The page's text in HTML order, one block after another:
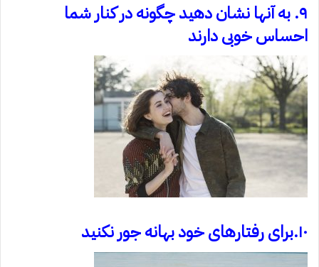
۹. به آنها نشان دهید چگونه در کنار شما
احساس خوبی دارند
۱۰.برای رفتارهای خود بهانه جور نکنید